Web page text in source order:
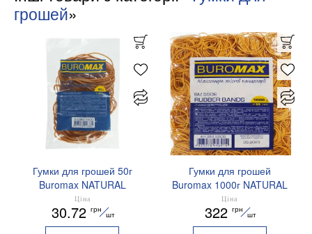
грошей»
Гумки для грошей 50г
Buromax NATURAL
BM.5500
Ціна
30.72 грн
шт
Гумки для грошей
Buromax 1000г NATURAL
вр-BM.5509
Ціна
322 грн
шт